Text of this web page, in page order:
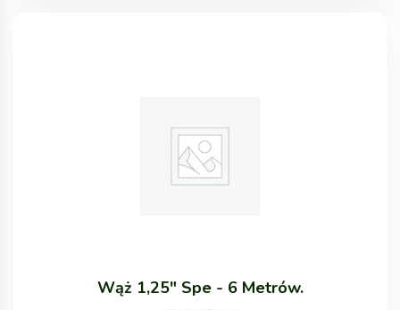
Wąż 1,25" Spe - 6 Metrów.